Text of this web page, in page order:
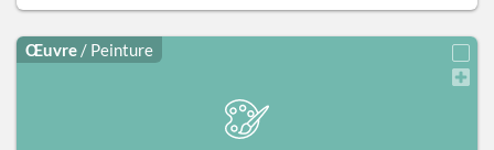
Œuvre / Peinture